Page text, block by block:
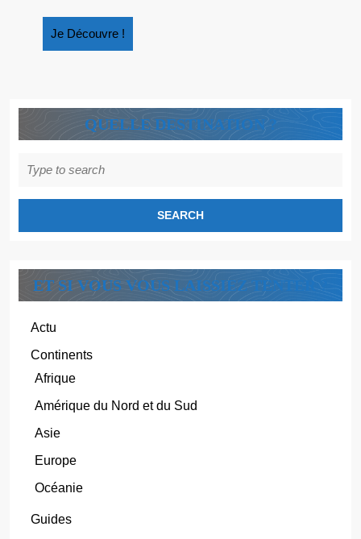
JOUETS
DES
DIEUX »
Je Découvre !
Découvre
QUELLE DESTINATION ?
for:
ET SI VOUS VOUS LAISSIEZ TENTER ?
Actu
Continents
Afrique
Amérique du Nord et du Sud
Asie
Europe
Océanie
Guides